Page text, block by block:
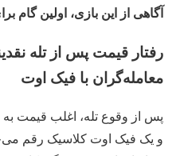
آگاهی از این بازی، اولین
رفتار قیمت پس از تله
معامله‌گران با فیک‌ اوت
پس از وقوع تله، اغلب قیمت
و یک فیک‌ اوت کلاسیک رقم